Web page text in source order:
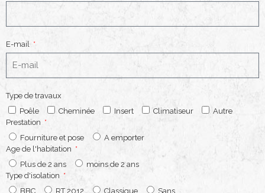
E-mail
Type de travaux
Poêle
Cheminée Insert Climatiseur
Autre
Prestation
Fourniture et pose
A emporter
Age de l'habitation
Plus de 2 ans
moins de 2 ans
Type d'isolation
BBC
RT 2012 Classique Sans